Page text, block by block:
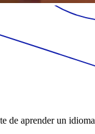
de aprender un idioma